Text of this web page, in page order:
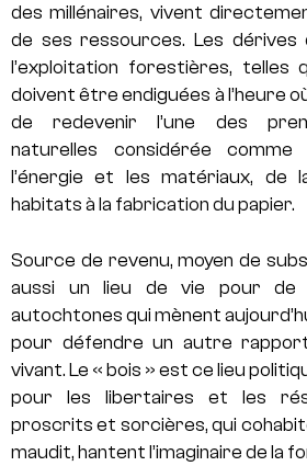
des millénaires, vivent
de ses ressources. Les
l’exploitation forestières, telles
doivent être endiguées à l’heure
de redevenir l’une des
naturelles considérée comme
l’énergie et les matériaux, de
habitats à la fabrication du papier.
Source de revenu, moyen de
aussi un lieu de vie pour de
autochtones qui mènent
pour défendre un autre
vivant. Le « bois » est ce lieu
pour les libertaires et les
proscrits et sorcières, qui
maudit, hantent l’imaginaire de la